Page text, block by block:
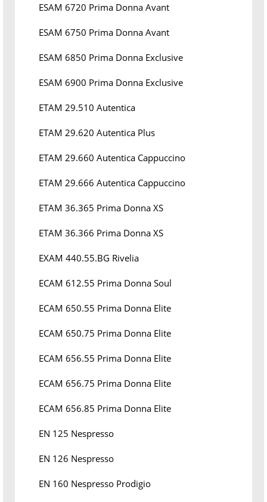
ESAM 6720 Prima Donna Avant
ESAM 6750 Prima Donna Avant
ESAM 6850 Prima Donna Exclusive
ESAM 6900 Prima Donna Exclusive
ETAM 29.510 Autentica
ETAM 29.620 Autentica Plus
ETAM 29.660 Autentica Cappuccino
ETAM 29.666 Autentica Cappuccino
ETAM 36.365 Prima Donna XS
ETAM 36.366 Prima Donna XS
EXAM 440.55.BG Rivelia
ECAM 612.55 Prima Donna Soul
ECAM 650.55 Prima Donna Elite
ECAM 650.75 Prima Donna Elite
ECAM 656.55 Prima Donna Elite
ECAM 656.75 Prima Donna Elite
ECAM 656.85 Prima Donna Elite
EN 125 Nespresso
EN 126 Nespresso
EN 160 Nespresso Prodigio